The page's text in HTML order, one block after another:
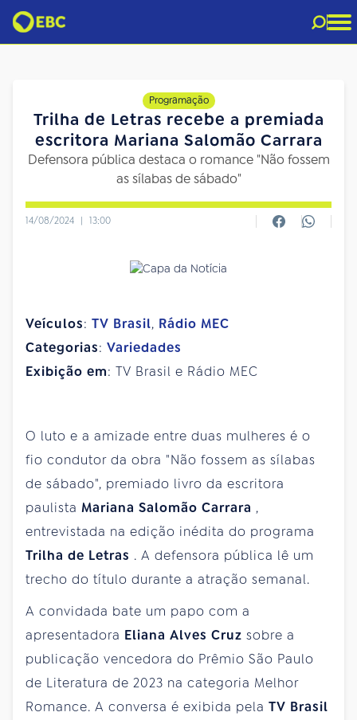
Programação
Trilha de Letras recebe a premiada
escritora Mariana Salomão Carrara
Defensora pública destaca o romance "Não fossem
as sílabas de sábado"
14/08/2024 | 13:00
Veículos: TV Brasil, Rádio MEC
Categorias: Variedades
Exibição em: TV Brasil e Rádio MEC
O luto e a amizade entre duas mulheres é o
fio condutor da obra "Não fossem as sílabas
de sábado", premiado livro da escritora
paulista Mariana Salomão Carrara ,
entrevistada na edição inédita do programa
Trilha de Letras . A defensora pública lê um
trecho do título durante a atração semanal.
A convidada bate um papo com a
apresentadora Eliana Alves Cruz sobre a
publicação vencedora do Prêmio São Paulo
de Literatura de 2023 na categoria Melhor
Romance. A conversa é exibida pela TV Brasil